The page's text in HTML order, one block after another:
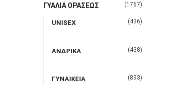
ΓΥΑΛΙΑ ΟΡΑΣΕΩΣ (1767)
UNISEX (436)
ΑΝΔΡΙΚΑ (438)
ΓΥΝΑΙΚΕΙΑ (893)